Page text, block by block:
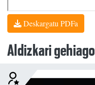
Deskargatu PDFa
Aldizkari gehiago